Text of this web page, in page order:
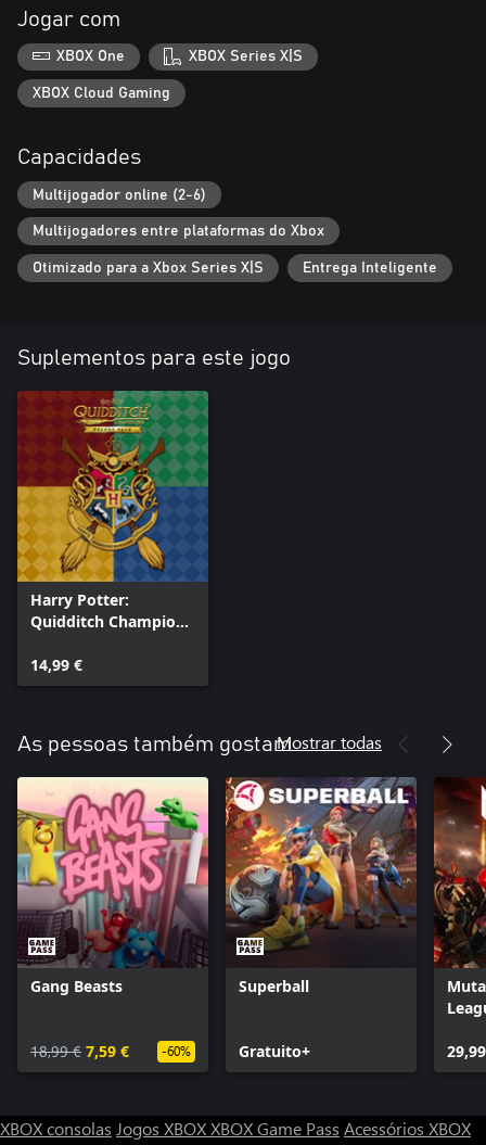
opções de personalização e os designs de personagens
emblemáticas permitem-te expressar a tua personalidade no
jogo.
Jogar com
XBOX One XBOX Series X|S
XBOX Cloud Gaming
Capacidades
Multijogador online (2-6)
Multijogadores entre plataformas do Xbox
Otimizado para a Xbox Series X|S Entrega Inteligente
Suplementos para este jogo
Harry Potter:
Quidditch Champions
14,99 €
As pessoas também gostamMostrar todas
Gang Beasts
18,99 € 7,59 € -60%
Superball
Gratuito+
XBOX consolas Jogos XBOXXBOX Game Pass Acessórios XBOX